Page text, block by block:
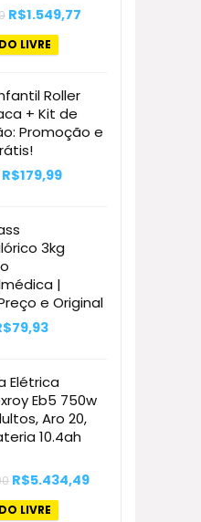
O
original
era:
R$1.549,77
LIVRE
Roller
+ Kit de
Promoção e
O
preço
R$299,99.
R$179,99O
3kg
|
e Original
preço
79,93O
R$79,93.
Elétrica
Eb5 750w
Aro 20,
10.4ah
O
original
R$5.434,49O
LIVRE